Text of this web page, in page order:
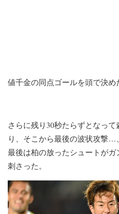
値千金の同点ゴールを頭で決め
さらに残り30秒たらずとなっ
り、そこから最後の波状攻撃…
最後は柏の放ったシュートが
刺さった。